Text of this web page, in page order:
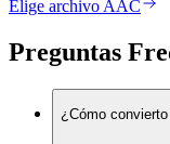
Elige archivo AAC
Preguntas
¿Cómo